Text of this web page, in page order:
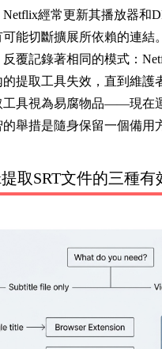
經常更新其播放器和
能切斷擴展所依賴的連結
反覆記錄著相同的模式：
提取工具失效，直到維護
工具視為易腐物品——現在
舉措是隨身保留一個備用
取SRT文件的三種有